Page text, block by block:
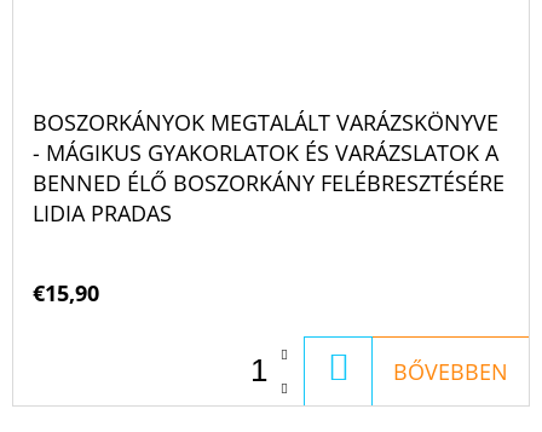
BOSZORKÁNYOK MEGTALÁLT VARÁZSKÖNYVE
- MÁGIKUS GYAKORLATOK ÉS VARÁZSLATOK A
BENNED ÉLŐ BOSZORKÁNY FELÉBRESZTÉSÉRE
LIDIA PRADAS
€15,90
KOSÁRBA
BŐVEBBEN